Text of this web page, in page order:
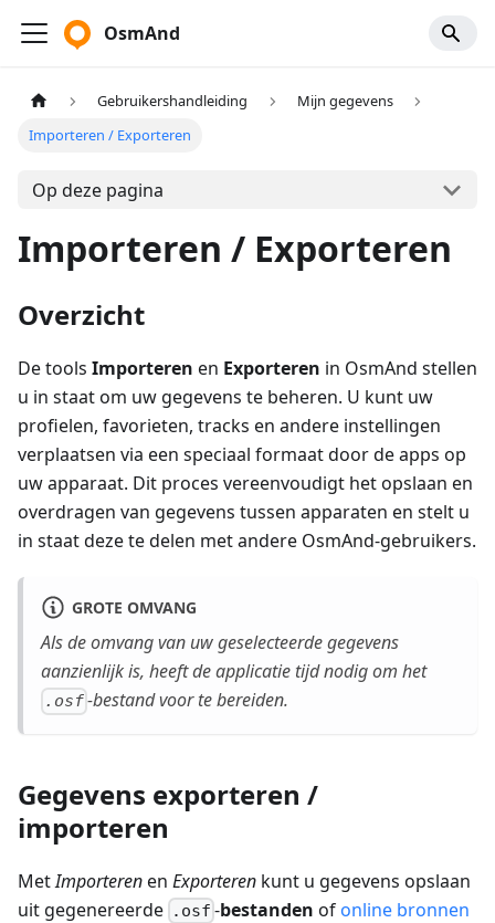
OsmAnd
Gebruikershandleiding
Mijn gegevens
Importeren / Exporteren
Op deze pagina
Importeren / Exporteren
Overzicht
De tools Importeren en Exporteren in OsmAnd stellen
u in staat om uw gegevens te beheren. U kunt uw
profielen, favorieten, tracks en andere instellingen
verplaatsen via een speciaal formaat door de apps op
uw apparaat. Dit proces vereenvoudigt het opslaan en
overdragen van gegevens tussen apparaten en stelt u
in staat deze te delen met andere OsmAnd-gebruikers.
GROTE OMVANG
Als de omvang van uw geselecteerde gegevens
aanzienlijk is, heeft de applicatie tijd nodig om het
.osf-bestand voor te bereiden.
Gegevens exporteren /
importeren
MetImporterenen Exporteren kunt u gegevens opslaan
uit gegenereerde .osf -bestanden of online bronnen